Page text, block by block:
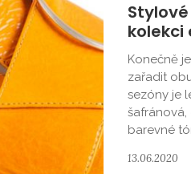
kolekci
Konečně
zařadit
sezóny je
barevné
13.06.2020